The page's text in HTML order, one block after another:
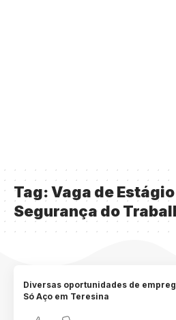
Tag:Vaga de
Segurança do
Diversas oportunidades de
Só Aço em Teresina